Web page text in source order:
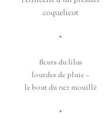
coquelicot
*
fleurs du lilas
lourdes de pluie –
le bout du nez mouillé
*